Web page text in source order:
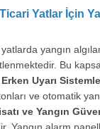
Yatlar İçin
yangın
Bu
Uyarı
ve otomatik
ve Yangın